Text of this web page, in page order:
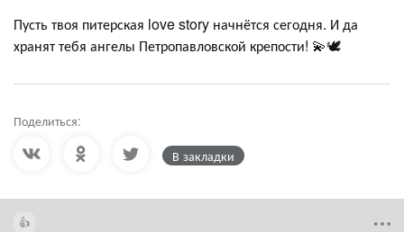
Пусть твоя питерская love story начнётся сегодня. И да
хранят тебя ангелы Петропавловской крепости! 💫🕊️
Поделиться:
В закладки